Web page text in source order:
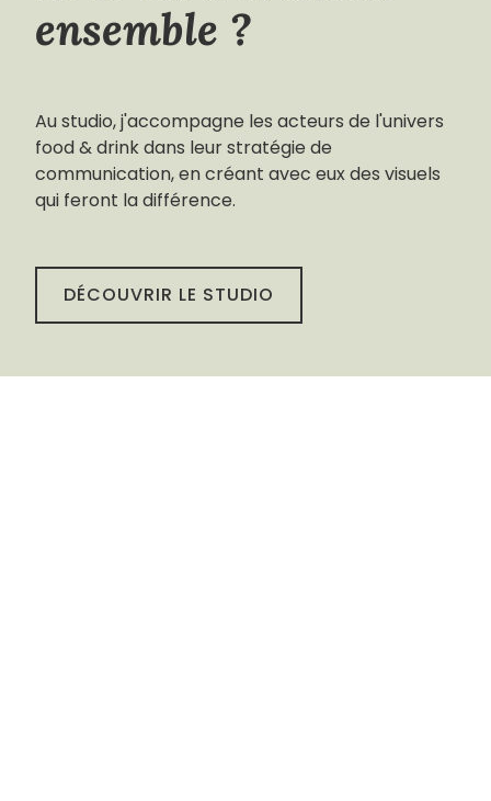
ensemble ?
Au studio, j'accompagne les acteurs de l'univers
food & drink dans leur stratégie de
communication, en créant avec eux des visuels
qui feront la différence.
DÉCOUVRIR LE STUDIO